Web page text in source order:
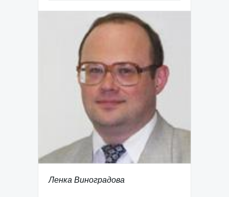
Ленка Виноградова